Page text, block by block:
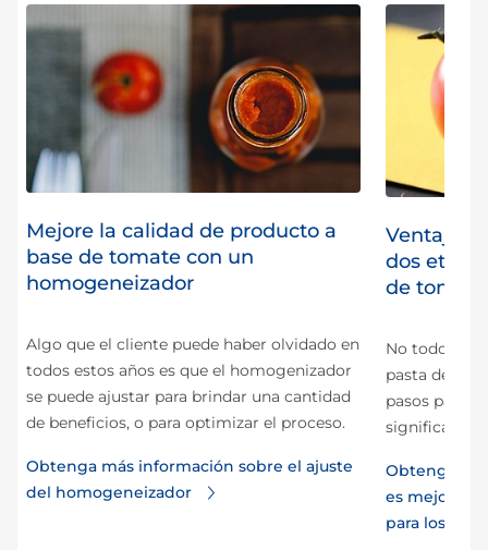
Mejore la calidad de producto a
base de tomate con un
homogeneizador
Algo que el cliente puede haber olvidado en
todos estos años es que el homogenizador
se puede ajustar para brindar una cantidad
de beneficios, o para optimizar el proceso.
Obtenga más información sobre el ajuste
del homogeneizador
Ventajas
dos
de tomate
No todos
pasta de
pasos para
significa que
Obtenga
es mejor la
para los